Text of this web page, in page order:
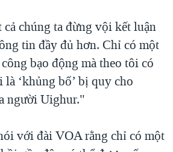
chúng ta đừng vội kết luận
tin đầy đủ hơn. Chỉ có một
bạo động mà theo tôi có
‘khủng bố’ bị quy cho
người Uighur."
với đài VOA rằng chỉ có một